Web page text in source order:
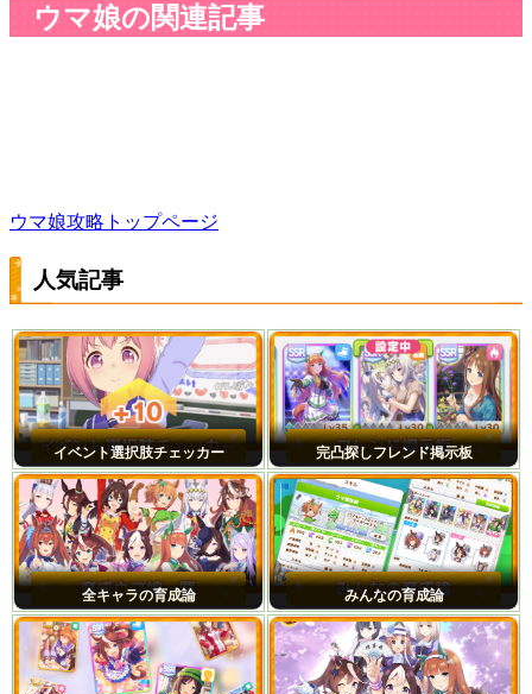
ウマ娘の関連記事
ウマ娘攻略トップページ
人気記事
イベント選択肢チェッカー 完凸探しフレンド掲示板
全キャラの育成論 みんなの育成論